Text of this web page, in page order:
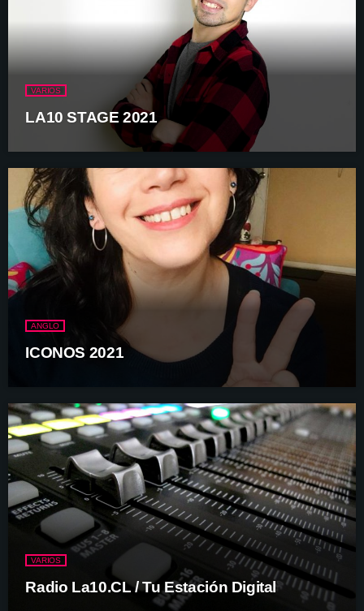
VARIOS
LA10 STAGE 2021
ANGLO
ICONOS 2021
VARIOS
Radio La10.CL / Tu Estación Digital